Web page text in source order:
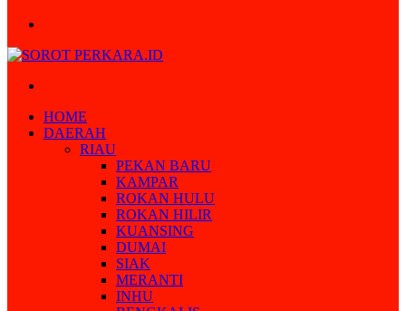
HOME
DAERAH
RIAU
PEKAN BARU
KAMPAR
ROKAN HULU
ROKAN HILIR
KUANSING
DUMAI
SIAK
MERANTI
INHU